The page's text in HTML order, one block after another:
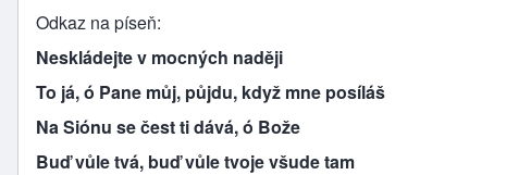
Odkaz na píseň
Neskládejte v mocných naději
To já, ó Pane můj, půjdu, když mne posíláš
Na Siónu se čest ti dává, ó Bože
Buď vůle tvá, buď vůle tvoje všude tam